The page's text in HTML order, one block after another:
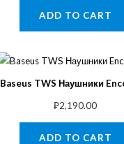
ADD TO CART
Baseus TWS Наушники
₽2,190.00
ADD TO CART